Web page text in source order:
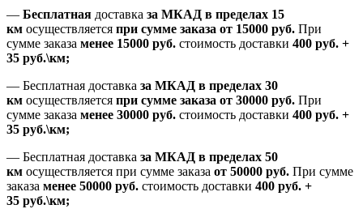
— Бесплатная доставка за МКАД в пределах 15
км осуществляется при сумме заказа от 15000 руб. При
сумме заказа менее 15000 руб. стоимость доставки 400 руб. +
35 руб.\км;
— Бесплатная доставка за МКАД в пределах 30
км осуществляется при сумме заказа от 30000 руб. При
сумме заказа менее 30000 руб. стоимость доставки 400 руб. +
35 руб.\км;
— Бесплатная доставка за МКАД в пределах 50
км осуществляется при сумме заказа от 50000 руб. При сумме
заказа менее 50000 руб. стоимость доставки 400 руб. +
35 руб.\км;